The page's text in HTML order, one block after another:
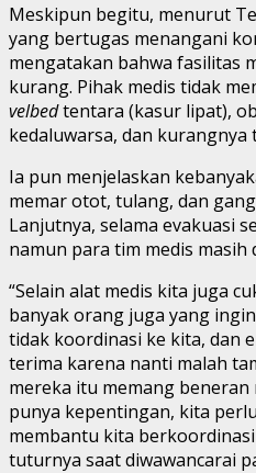
Meskipun begitu, menurut
yang bertugas menangani
mengatakan bahwa fasilitas
kurang. Pihak medis tidak
velbedtentara (kasur lipat),
kedaluwarsa, dan kurangnya
Ia pun menjelaskan
memar otot, tulang, dan
Lanjutnya, selama evakuasi
namun para tim medis masih
“Selain alat medis kita juga
banyak orang juga yang
tidak koordinasi ke kita, dan
terima karena nanti malah
mereka itu memang
punya kepentingan, kita
membantu kita
tuturnya saat diwawancarai